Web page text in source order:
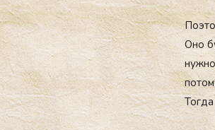
Оно